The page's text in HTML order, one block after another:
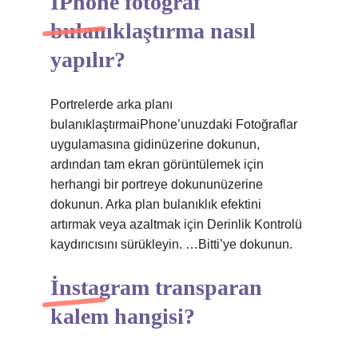
bulanıklaştırma nasıl
yapılır?
Portrelerde arka planı
bulanıklaştırmaiPhone’unuzdaki Fotoğraflar
uygulamasına gidinüzerine dokunun,
ardından tam ekran görüntülemek için
herhangi bir portreye dokununüzerine
dokunun. Arka plan bulanıklık efektini
artırmak veya azaltmak için Derinlik Kontrolü
kaydırıcısını sürükleyin. …Bitti’ye dokunun.
İnstagram transparan
kalem hangisi?